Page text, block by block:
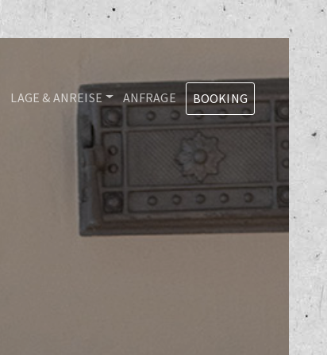
LAGE & ANREISE ANFRAGE BOOKING